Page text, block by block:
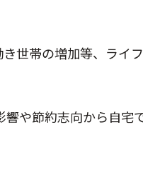
世帯の増加等、ライ
や節約志向から自宅